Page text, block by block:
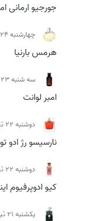
جورجیو ارمانی
چهارشنبه 24 تیر 1405
هرمس بارنیا
سه شنبه 23 تیر 1405
امبر لوانت
دوشنبه 22 تیر 1405
نارسیسو رژ ادو
دوشنبه 22 تیر 1405
کیو ادوپرفیوم
يكشنبه 21 تیر 1405